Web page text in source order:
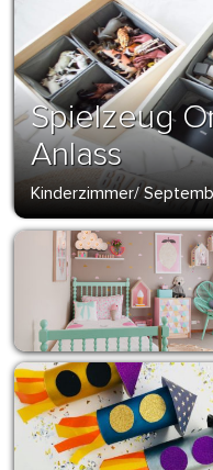
Spielzeug
Anlass
Kinderzimmer/